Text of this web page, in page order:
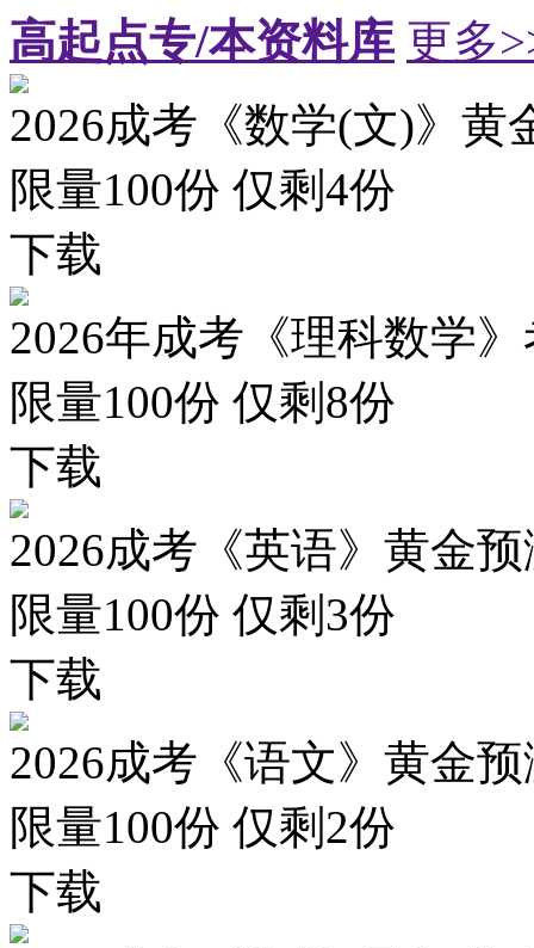
高起点专/本资料库 更多
2026成考《数学(文)》黄
限量100份 仅剩4份
下载
2026年成考《理科数学
限量100份 仅剩 8份
下载
2026成考《英语》黄金
限量100份 仅剩 3份
下载
2026成考《语文》黄金
限量100份 仅剩 2份
下载